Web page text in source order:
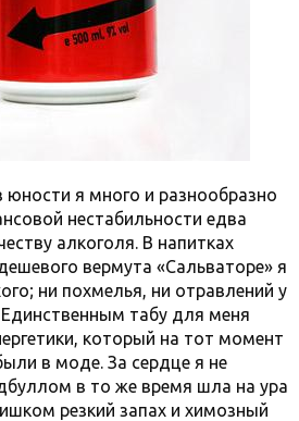
юности я много и разнообразно
нестабильности едва
алкоголя. В напитках
вермута «Сальваторе» я
ни похмелья, ни отравлений у
табу для меня
который на тот момент
в моде. За сердце я не
в то же время шла на ура
резкий запах и химозный